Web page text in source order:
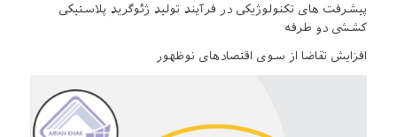
پیشرفت های تکنولوژیکی در فرآیند تولید ژئوگرید پلاستیکی
کششی دو طرفه
افزایش تقاضا از سوی اقتصادهای نوظهور